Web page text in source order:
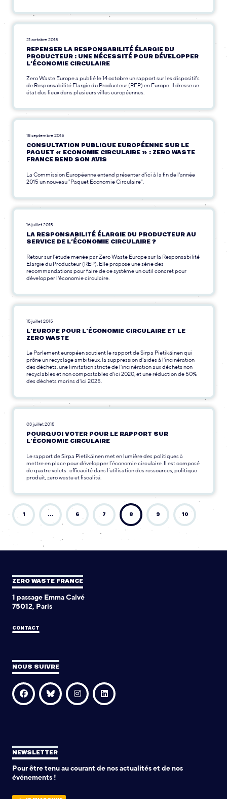
21 octobre 2015
REPENSER LA RESPONSABILITÉ ÉLARGIE DU
PRODUCTEUR : UNE NÉCESSITÉ POUR DÉVELOPPER
L’ÉCONOMIE CIRCULAIRE
Zero Waste Europe a publié le 14 octobre un rapport sur les dispositifs
de Responsabilité Elargie du Producteur (REP) en Europe. Il dresse un
état des lieux dans plusieurs villes européennes.
18 septembre 2015
CONSULTATION PUBLIQUE EUROPÉENNE SUR LE
PAQUET « ECONOMIE CIRCULAIRE » : ZERO WASTE
FRANCE REND SON AVIS
La Commission Européenne entend présenter d'ici à la fin de l'année
2015 un nouveau "Paquet Economie Circulaire".
16 juillet 2015
LA RESPONSABILITÉ ÉLARGIE DU PRODUCTEUR AU
SERVICE DE L’ÉCONOMIE CIRCULAIRE ?
Retour sur l'étude menée par Zero Waste Europe sur la Responsabilité
Élargie du Producteur (REP). Elle propose une série des
recommandations pour faire de ce système un outil concret pour
développer l'économie circulaire.
15 juillet 2015
L’EUROPE POUR L’ÉCONOMIE CIRCULAIRE ET LE
ZERO WASTE
Le Parlement européen soutient le rapport de Sirpa Pietikäinen qui
prône un recyclage ambitieux, la suppression d'aides à l'incinération
des déchets, une limitation stricte de l'incinération aux déchets non
recyclables et non compostables d'ici 2020, et une réduction de 50%
des déchets marins d'ici 2025.
03 juillet 2015
POURQUOI VOTER POUR LE RAPPORT SUR
L’ÉCONOMIE CIRCULAIRE
Le rapport de Sirpa Pietikäinen met en lumière des politiques à
mettre en place pour développer l’économie circulaire. Il est composé
de quatre volets : efficacité dans l’utilisation des ressources, politique
produit, zero waste et fiscalité.
1 … 6 7 8 9 10
ZERO WASTE FRANCE
1 passage Emma Calvé
75012, Paris
CONTACT
NOUS SUIVRE
NEWSLETTER
Pour être tenu au courant de nos actualités et de nos
événements !